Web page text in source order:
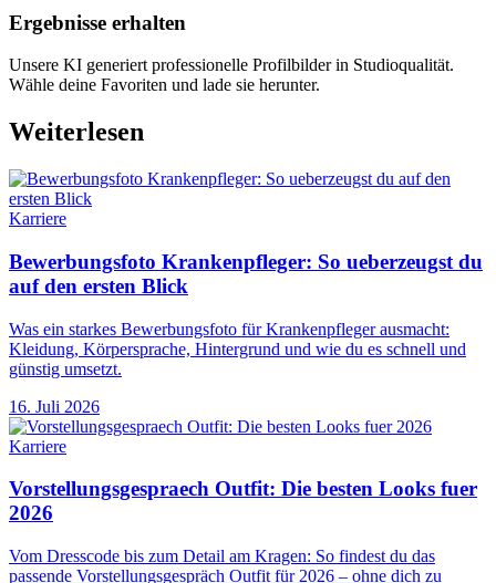
Ergebnisse erhalten
Unsere KI generiert professionelle Profilbilder in Studioqualität.
Wähle deine Favoriten und lade sie herunter.
Weiterlesen
Karriere
Bewerbungsfoto Krankenpfleger: So ueberzeugst du
auf den ersten Blick
Was ein starkes Bewerbungsfoto für Krankenpfleger ausmacht:
Kleidung, Körpersprache, Hintergrund und wie du es schnell und
günstig umsetzt.
16. Juli 2026
Karriere
Vorstellungsgespraech Outfit: Die besten Looks fuer
2026
Vom Dresscode bis zum Detail am Kragen: So findest du das
passende Vorstellungsgespräch Outfit für 2026 – ohne dich zu